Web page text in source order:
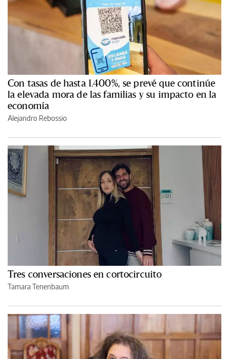
Con tasas de hasta 1.400%, se prevé que continúe
la elevada mora de las familias y su impacto en la
economía
Alejandro Rebossio
Tres conversaciones en cortocircuito
Tamara Tenenbaum